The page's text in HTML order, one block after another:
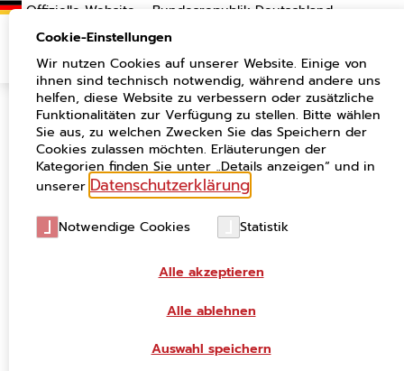
Vergangene Veranstaltungen auf einen
Blick
Die Veranstaltungsübersicht auf unserer Website
besteht seit September 2022. In diesem Archiv sind alle
Veranstaltungen seit diesem Datum aufgenommen.
Cookie-Einstellungen
Wir nutzen Cookies auf unserer Website. Einige von
ihnen sind technisch notwendig, während andere uns
helfen, diese Website zu verbessern oder zusätzliche
Funktionalitäten zur Verfügung zu stellen. Bitte wählen
Sie aus, zu welchen Zwecken Sie das Speichern der
Cookies zulassen möchten. Erläuterungen der
Kategorien finden Sie unter „Details anzeigen“ und in
unserer Datenschutzerklärung
Notwendige Cookies Statistik
Alle akzeptieren
Alle ablehnen
Auswahl speichern